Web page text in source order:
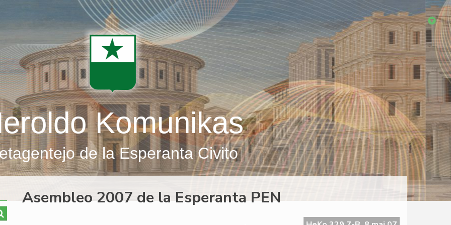
Komunikas
de la Esperanta Civito
Asembleo 2007 de la Esperanta PEN